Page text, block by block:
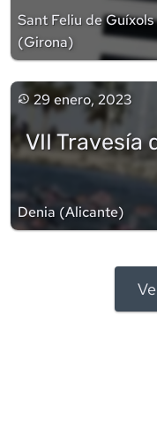
Sant Feliu de Guíxols
(Girona)
29 enero, 2023
VII Travesía
Denia (Alicante)